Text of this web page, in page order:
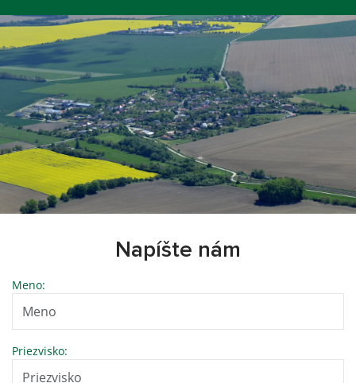
Napíšte nám
Meno:
Priezvisko: